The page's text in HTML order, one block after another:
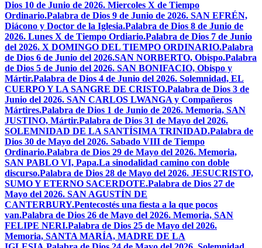
Dios 10 de Junio de 2026. Miercoles X de Tiempo
Ordinario.Palabra de Dios 9 de Junio de 2026. SAN EFRÉN,
Diácono y Doctor de la Iglesia.Palabra de Dios 8 de Junio de
2026. Lunes X de Tiempo Ordiario.Palabra de Dios 7 de Junio
del 2026. X DOMINGO DEL TIEMPO ORDINARIO.Palabra
de Dios 6 de Junio del 2026.SAN NORBERTO, Obispo.Palabra
de Dios 5 de Junio del 2026. SAN BONIFACIO, Obispo y
Mártir.Palabra de Dios 4 de Junio del 2026. Solemnidad, EL
CUERPO Y LA SANGRE DE CRISTO.Palabra de Dios 3 de
Junio del 2026. SAN CARLOS LWANGA y Compañeros
Mártires.Palabra de Dios 1 de Junio de 2026. Memoria, SAN
JUSTINO, Mártir.Palabra de Dios 31 de Mayo del 2026.
SOLEMNIDAD DE LA SANTÍSIMA TRINIDAD.Palabra de
Dios 30 de Mayo del 2026. Sabado VIII de Tiempo
Ordinario.Palabra de Dios 29 de Mayo del 2026. Memoria,
SAN PABLO VI, Papa.La sinodalidad camino con doble
discurso.Palabra de Dios 28 de Mayo del 2026. JESUCRISTO,
SUMO Y ETERNO SACERDOTE.Palabra de Dios 27 de
Mayo del 2026. SAN AGUSTÍN DE
CANTERBURY.Pentecostés una fiesta a la que pocos
van.Palabra de Dios 26 de Mayo del 2026. Memoria, SAN
FELIPE NERI.Palabra de Dios 25 de Mayo del 2026.
Memoria, SANTA MARÍA, MADRE DE LA